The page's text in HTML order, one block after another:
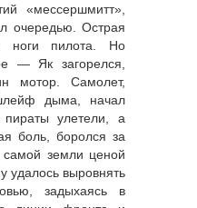
«мессершмитт»,
очередью. Острая
ноги пилота. Но
— Як загорелся,
мотор. Самолет,
дыма, начал
пираты улетели, а
боль, боролся за
земли ценой
удалось выровнять
задыхаясь в